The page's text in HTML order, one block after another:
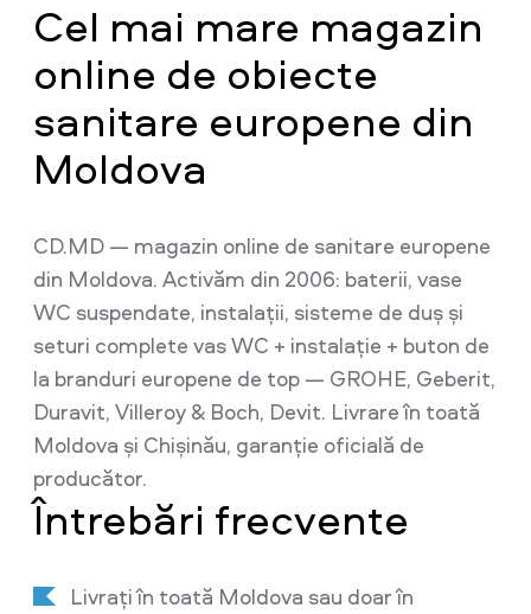
Cel mai mare magazin
online de obiecte
sanitare europene din
Moldova
CD.MD — magazin online de sanitare europene
din Moldova. Activăm din 2006: baterii, vase
WC suspendate, instalații, sisteme de duș și
seturi complete vas WC + instalație + buton de
la branduri europene de top — GROHE, Geberit,
Duravit, Villeroy & Boch, Devit. Livrare în toată
Moldova și Chișinău, garanție oficială de
producător.
Întrebări frecvente
Livrați în toată Moldova sau doar în